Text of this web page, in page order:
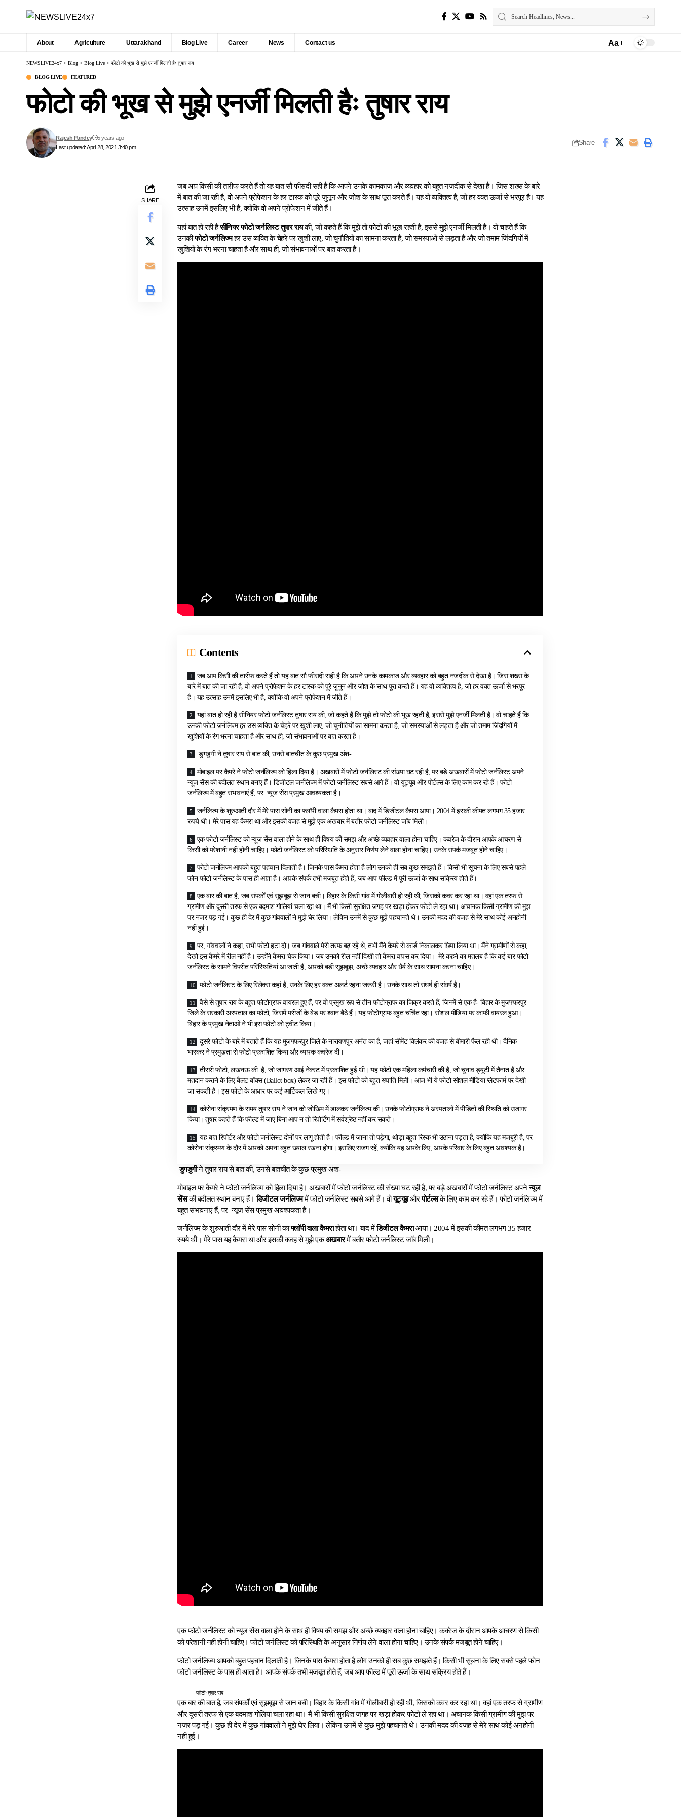
About Agriculture Uttarakhand Blog Live Career News Contact us Aa
NEWSLIVE24x7 > Blog > Blog Live > फोटो की भूख से मुझे एनर्जी मिलती हैः तुषार राय
BLOG LIVE FEATURED
फोटो की भूख से मुझे एनर्जी मिलती हैः तुषार राय
Last updated: April 28, 2021 3:40 pm
Rajesh Pandey 5 years ago
Share
SHARE
जब आप किसी की तारीफ करते हैं तो यह बात सौ फीसदी सही है कि आपने उनके कामकाज और व्यवहार को बहुत नजदीक से देखा है। जिस शख्स के बारे
में बात की जा रही है, वो अपने प्रोफेशन के हर टास्क को पूरे जुनून और जोश के साथ पूरा करते हैं। यह वो व्यक्तित्व है, जो हर वक्त ऊर्जा से भरपूर है। यह
उत्साह उनमें इसलिए भी है, क्योंकि वो अपने प्रोफेशन में जीते हैं।
यहां बात हो रही हैसीनियर फोटो जर्नलिस्ट तुषार रायकी, जो कहते हैं कि मुझे तो फोटो की भूख रहती है, इससे मुझे एनर्जी मिलती है। वो चाहते हैं कि
उनकीफोटो जर्नलिज्महर उस व्यक्ति के चेहरे पर खुशी लाए, जो चुनौतियों का सामना करता है, जो समस्याओं से लड़ता है और जो तमाम जिंदगियों में
खुशियों के रंग भरना चाहता है और साथ ही, जो संभावनाओं पर बात करता है।
Contents
जब आप किसी की तारीफ करते हैं तो यह बात सौ फीसदी सही है कि आपने उनके कामकाज और व्यवहार को बहुत नजदीक से देखा है। जिस शख्स के
बारे में बात की जा रही है, वो अपने प्रोफेशन के हर टास्क को पूरे जुनून और जोश के साथ पूरा करते हैं। यह वो व्यक्तित्व है, जो हर वक्त ऊर्जा से भरपूर
है। यह उत्साह उनमें इसलिए भी है, क्योंकि वो अपने प्रोफेशन में जीते हैं।
यहां बात हो रही है सीनियर फोटो जर्नलिस्ट तुषार राय की, जो कहते हैं कि मुझे तो फोटो की भूख रहती है, इससे मुझे एनर्जी मिलती है। वो चाहते हैं कि
उनकी फोटो जर्नलिज्म हर उस व्यक्ति के चेहरे पर खुशी लाए, जो चुनौतियों का सामना करता है, जो समस्याओं से लड़ता है और जो तमाम जिंदगियों में
खुशियों के रंग भरना चाहता है और साथ ही, जो संभावनाओं पर बात करता है।
डुगडुगी ने तुषार राय से बात की, उनसे बातचीत के कुछ प्रमुख अंश-
मोबाइल पर कैमरे ने फोटो जर्नलिज्म को हिला दिया है। अखबारों में फोटो जर्नलिस्ट की संख्या घट रही है, पर बड़े अखबारों में फोटो जर्नलिस्ट अपने
न्यूज सेंस की बदौलत स्थान बनाए हैं। डिजीटल जर्नलिज्म में फोटो जर्नलिस्ट सबसे आगे हैं। वो यूट्यूब और पोर्टल्स के लिए काम कर रहे हैं। फोटो
जर्नलिज्म में बहुत संभावनाएं हैं, पर न्यूज सेंस प्रमुख आवश्यकता है।
जर्नलिज्म के शुरुआती दौर में मेरे पास सोनी का फ्लॉपी वाला कैमरा होता था। बाद में डिजीटल कैमरा आया। 2004 में इसकी कीमत लगभग 35 हजार
रुपये थी। मेरे पास यह कैमरा था और इसकी वजह से मुझे एक अखबार में बतौर फोटो जर्नलिस्ट जॉब मिली।
एक फोटो जर्नलिस्ट को न्यूज सेंस वाला होने के साथ ही विषय की समझ और अच्छे व्यवहार वाला होना चाहिए। कवरेज के दौरान आपके आचरण से
किसी को परेशानी नहीं होनी चाहिए। फोटो जर्नलिस्ट को परिस्थिति के अनुसार निर्णय लेने वाला होना चाहिए। उनके संपर्क मजबूत होने चाहिए।
फोटो जर्नलिज्म आपको बहुत पहचान दिलाती है। जिनके पास कैमरा होता है लोग उनको ही सब कुछ समझते हैं। किसी भी सूचना के लिए सबसे पहले
फोन फोटो जर्नलिस्ट के पास ही आता है। आपके संपर्क तभी मजबूत होते हैं, जब आप फील्ड में पूरी ऊर्जा के साथ सक्रिय होते हैं।
एक बार की बात है, जब संपर्कों एवं सूझबूझ से जान बची। बिहार के किसी गांव में गोलीबारी हो रही थी, जिसको कवर कर रहा था। वहां एक तरफ से
ग्रामीण और दूसरी तरफ से एक बदमाश गोलियां चला रहा था। मैं भी किसी सुरक्षित जगह पर खड़ा होकर फोटो ले रहा था। अचानक किसी ग्रामीण की मुझ
पर नजर पड़ गई। कुछ ही देर में कुछ गांववालों ने मुझे घेर लिया। लेकिन उनमें से कुछ मुझे पहचानते थे। उनकी मदद की वजह से मेरे साथ कोई अनहोनी
नहीं हुई।
पर, गांववालों ने कहा, सभी फोटो हटा दो। जब गांववाले मेरी तरफ बढ़ रहे थे, तभी मैंने कैमरे से कार्ड निकालकर छिपा लिया था। मैंने ग्रामीणों से कहा,
देखो इस कैमरे में रील नहीं है। उन्होंने कैमरा चेक किया। जब उनको रील नहीं दिखी तो कैमरा वापस कर दिया। मेरे कहने का मतलब है कि कई बार फोटो
जर्नलिस्ट के सामने विपरीत परिस्थितियां आ जाती हैं, आपको बड़ी सूझबूझ, अच्छे व्यवहार और धैर्य के साथ सामना करना चाहिए।
फोटो जर्नलिस्ट के लिए रिलेक्स कहां हैं, उनके लिए हर वक्त अलर्ट रहना जरूरी है। उनके साथ तो संघर्ष ही संघर्ष है।
वैसे से तुषार राय के बहुत फोटोग्राफ वायरल हुए हैं, पर वो प्रमुख रूप से तीन फोटोग्राफ का जिक्र करते हैं, जिनमें से एक है- बिहार के मुजफ्फरपुर
जिले के सरकारी अस्पताल का फोटो, जिसमें मरीजों के बेड पर श्वान बैठे हैं। यह फोटोग्राफ बहुत चर्चित रहा। सोशल मीडिया पर काफी वायरल हुआ।
बिहार के प्रमुख नेताओं ने भी इस फोटो को ट्वीट किया।
दूसरे फोटो के बारे में बताते हैं कि यह मुजफ्फरपुर जिले के नारायणपुर अनंत का है, जहां सीमेंट क्लिंकर की वजह से बीमारी फैल रही थी। दैनिक
भास्कर ने प्रमुखता से फोटो प्रकाशित किया और व्यापक कवरेज दी।
तीसरी फोटो, लखनऊ की है, जो जागरण आई नेक्स्ट में प्रकाशित हुई थी। यह फोटो एक महिला कर्मचारी की है, जो चुनाव ड्यूटी में तैनात हैं और
मतदान कराने के लिए बैलट बॉक्स (Ballot box) लेकर जा रही हैं। इस फोटो को बहुत ख्याति मिली। आज भी ये फोटो सोशल मीडिया प्लेटफार्म पर देखी
जा सकती है। इस फोटो के आधार पर कई आर्टिकल लिखे गए।
कोरोना संक्रमण के समय तुषार राय ने जान को जोखिम में डालकर जर्नलिज्म की। उनके फोटोग्राफ ने अस्पतालों में पीड़ितों की स्थिति को उजागर
किया। तुषार कहते हैं कि फील्ड में जाए बिना आप न तो रिपोर्टिंग में सर्वश्रेष्ठ नहीं कर सकते।
यह बात रिपोर्टर और फोटो जर्नलिस्ट दोनों पर लागू होती है। फील्ड में जाना तो पड़ेगा, थोड़ा बहुत रिस्क भी उठाना पड़ता है, क्योंकि यह मजबूरी है, पर
कोरोना संक्रमण के दौर में आपको अपना बहुत ख्याल रखना होगा। इसलिए सजग रहें, क्योंकि यह आपके लिए, आपके परिवार के लिए बहुत आवश्यक है।
डुगडुगीने तुषार राय से बात की, उनसे बातचीत के कुछ प्रमुख अंश-
मोबाइल पर कैमरे ने फोटो जर्नलिज्म को हिला दिया है। अखबारों में फोटो जर्नलिस्ट की संख्या घट रही है, पर बड़े अखबारों में फोटो जर्नलिस्ट अपनेन्यूज
सेंसकी बदौलत स्थान बनाए हैं। डिजीटल जर्नलिज्ममें फोटो जर्नलिस्ट सबसे आगे हैं। वोयूट्यूबऔरपोर्टल्सके लिए काम कर रहे हैं। फोटो जर्नलिज्म में
बहुत संभावनाएं हैं, पर न्यूज सेंस प्रमुख आवश्यकता है।
जर्नलिज्म के शुरुआती दौर में मेरे पास सोनी काफ्लॉपी वाला कैमराहोता था। बाद मेंडिजीटल कैमराआया। 2004 में इसकी कीमत लगभग 35 हजार
रुपये थी। मेरे पास यह कैमरा था और इसकी वजह से मुझे एकअखबारमें बतौर फोटो जर्नलिस्ट जॉब मिली।
एक फोटो जर्नलिस्ट को न्यूज सेंस वाला होने के साथ ही विषय की समझ और अच्छे व्यवहार वाला होना चाहिए। कवरेज के दौरान आपके आचरण से किसी
को परेशानी नहीं होनी चाहिए। फोटो जर्नलिस्ट को परिस्थिति के अनुसार निर्णय लेने वाला होना चाहिए। उनके संपर्क मजबूत होने चाहिए।
फोटो जर्नलिज्म आपको बहुत पहचान दिलाती है। जिनके पास कैमरा होता है लोग उनको ही सब कुछ समझते हैं। किसी भी सूचना के लिए सबसे पहले फोन
फोटो जर्नलिस्ट के पास ही आता है। आपके संपर्क तभी मजबूत होते हैं, जब आप फील्ड में पूरी ऊर्जा के साथ सक्रिय होते हैं।
फोटोः तुषार राय
एक बार की बात है, जब संपर्कों एवं सूझबूझ से जान बची। बिहार के किसी गांव में गोलीबारी हो रही थी, जिसको कवर कर रहा था। वहां एक तरफ से ग्रामीण
और दूसरी तरफ से एक बदमाश गोलियां चला रहा था। मैं भी किसी सुरक्षित जगह पर खड़ा होकर फोटो ले रहा था। अचानक किसी ग्रामीण की मुझ पर
नजर पड़ गई। कुछ ही देर में कुछ गांववालों ने मुझे घेर लिया। लेकिन उनमें से कुछ मुझे पहचानते थे। उनकी मदद की वजह से मेरे साथ कोई अनहोनी
नहीं हुई।